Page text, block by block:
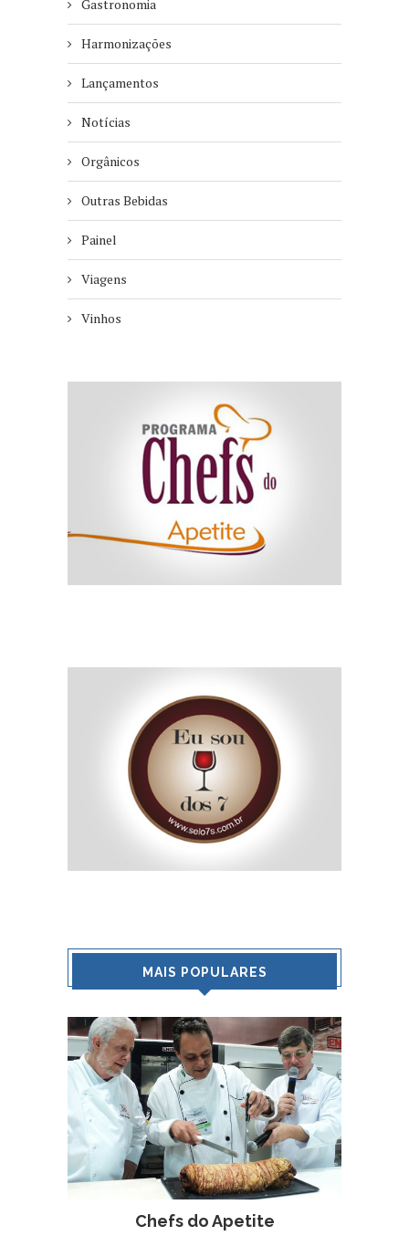
Gastronomia
Harmonizações
Lançamentos
Notícias
Orgânicos
Outras Bebidas
Painel
Viagens
Vinhos
MAIS POPULARES
Chefs do Apetite